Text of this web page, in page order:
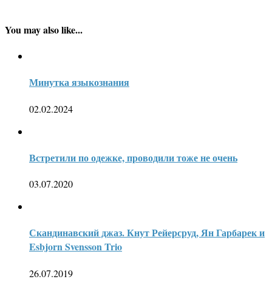
You may also like...
Минутка языкознания
02.02.2024
Встретили по одежке, проводили тоже не очень
03.07.2020
Скандинавский джаз. Кнут Рейерсруд, Ян Гарбарек и
Esbjorn Svensson Trio
26.07.2019